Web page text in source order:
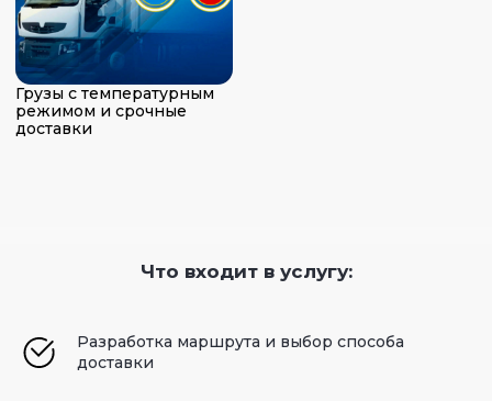
Что входит в услугу:
Разработка маршрута и выбор способа
доставки